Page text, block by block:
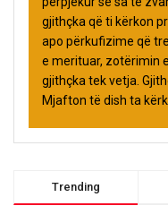
gjithçka që ti kërkon
apo përkufizime që
e merituar, zotërimin
gjithçka tek vetja.
Mjafton të dish ta
Trending